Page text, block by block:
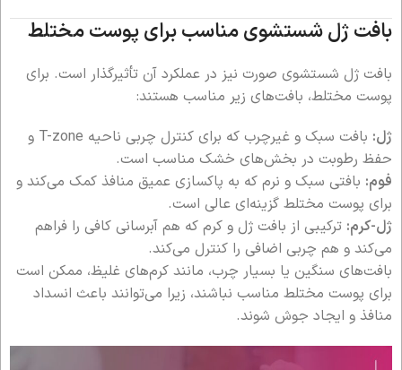
بافت ژل شستشوی مناسب برای پوست مختلط
بافت ژل شستشوی صورت نیز در عملکرد آن تأثیرگذار است. برای
پوست مختلط، بافت‌های زیر مناسب هستند:
ژل:
بافت سبک و غیرچرب که برای کنترل چربی ناحیه T-zone و
حفظ رطوبت در بخش‌های خشک مناسب است.
فوم: بافتی سبک و نرم که به پاکسازی عمیق منافذ کمک می‌کند و
برای پوست مختلط گزینه‌ای عالی است.
ژل-کرم: ترکیبی از بافت ژل و کرم که هم آبرسانی کافی را فراهم
می‌کند و هم چربی اضافی را کنترل می‌کند.
بافت‌های سنگین یا بسیار چرب، مانند کرم‌های غلیظ، ممکن است
برای پوست مختلط مناسب نباشند، زیرا می‌توانند باعث انسداد
منافذ و ایجاد جوش شوند.